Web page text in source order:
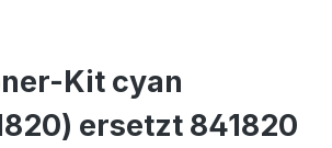
Kit cyan
ersetzt 841820